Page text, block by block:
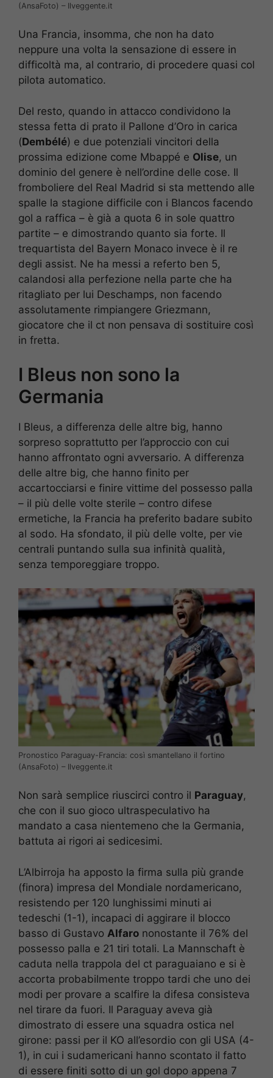
(AnsaFoto) – Ilveggente.it
Una Francia, insomma, che non ha dato
neppure una volta la sensazione di essere in
difficoltà ma, al contrario, di procedere quasi col
pilota automatico.
Del resto, quando in attacco condividono la
stessa fetta di prato il Pallone d’Oro in carica
(Dembélé) e due potenziali vincitori della
prossima edizione come Mbappé e Olise, un
dominio del genere è nell’ordine delle cose. Il
fromboliere del Real Madrid si sta mettendo alle
spalle la stagione difficile con i Blancos facendo
gol a raffica – è già a quota 6 in sole quattro
partite – e dimostrando quanto sia forte. Il
trequartista del Bayern Monaco invece è il re
degli assist. Ne ha messi a referto ben 5,
calandosi alla perfezione nella parte che ha
ritagliato per lui Deschamps, non facendo
assolutamente rimpiangere Griezmann,
giocatore che il ct non pensava di sostituire così
in fretta.
I Bleus non sono la
Germania
I Bleus, a differenza delle altre big, hanno
sorpreso soprattutto per l’approccio con cui
hanno affrontato ogni avversario. A differenza
delle altre big, che hanno finito per
accartocciarsi e finire vittime del possesso palla
– il più delle volte sterile – contro difese
ermetiche, la Francia ha preferito badare subito
al sodo. Ha sfondato, il più delle volte, per vie
centrali puntando sulla sua infinità qualità,
senza temporeggiare troppo.
Pronostico Paraguay-Francia: così smantellano il fortino
(AnsaFoto) – Ilveggente.it
Non sarà semplice riuscirci contro il Paraguay,
che con il suo gioco ultraspeculativo ha
mandato a casa nientemeno che la Germania,
battuta ai rigori ai sedicesimi.
L’Albirroja ha apposto la firma sulla più grande
(finora) impresa del Mondiale nordamericano,
resistendo per 120 lunghissimi minuti ai
tedeschi (1-1), incapaci di aggirare il blocco
basso di Gustavo Alfaro nonostante il 76% del
possesso palla e 21 tiri totali. La Mannschaft è
caduta nella trappola del ct paraguaiano e si è
accorta probabilmente troppo tardi che uno dei
modi per provare a scalfire la difesa consisteva
nel tirare da fuori. Il Paraguay aveva già
dimostrato di essere una squadra ostica nel
girone: passi per il KO all’esordio con gli USA (4-
1), in cui i sudamericani hanno scontato il fatto
di essere finiti sotto di un gol dopo appena 7